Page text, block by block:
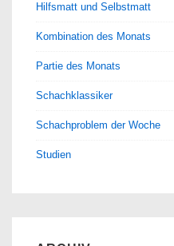
Hilfsmatt und Selbstmatt
Kombination des Monats
Partie des Monats
Schachklassiker
Schachproblem der Woche
Studien